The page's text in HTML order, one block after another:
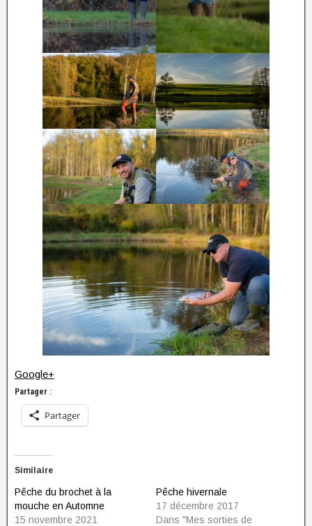
Google+
Partager :
Partager
Similaire
Pêche du brochet à la
mouche en Automne
15 novembre 2021
Pêche hivernale
17 décembre 2017
Dans "Mes sorties de